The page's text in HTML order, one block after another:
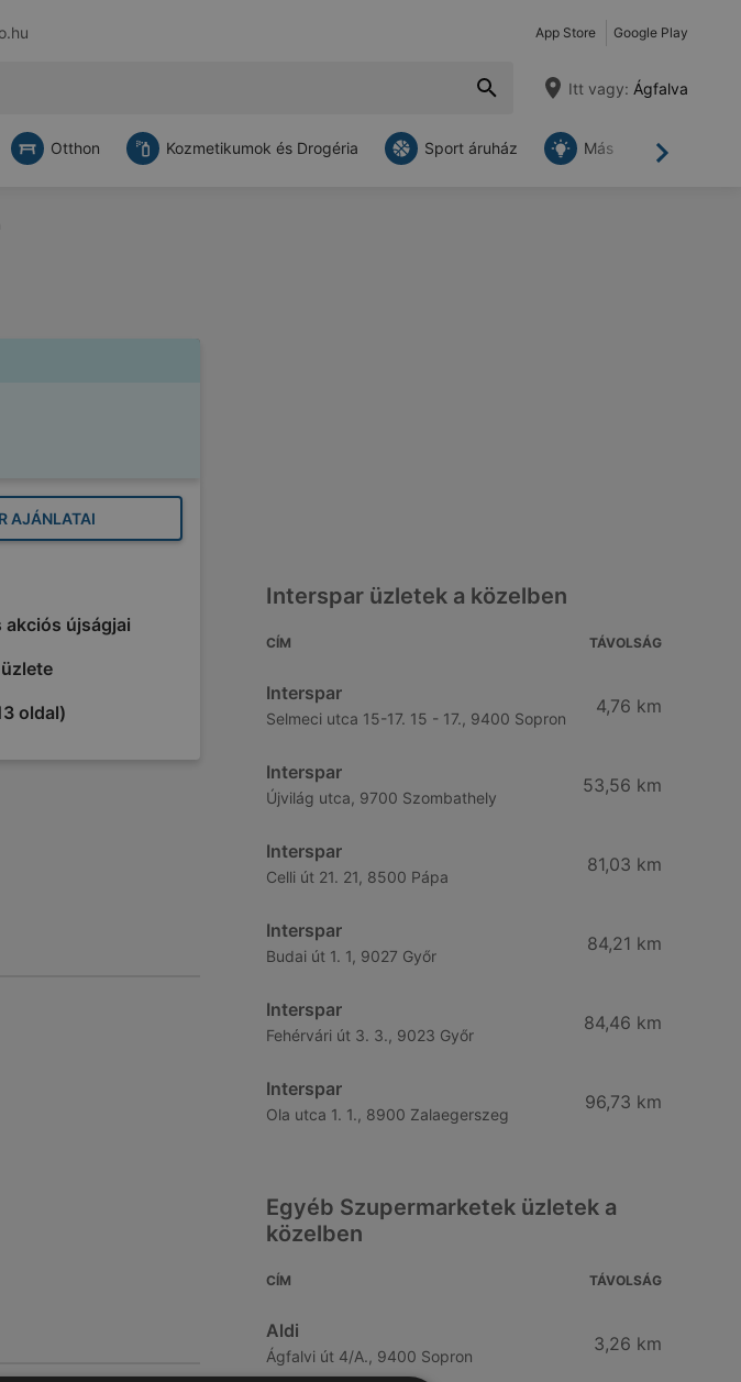
App Store Google Play
Itt vagy: Ágfalva
Tovább
Otthon Kozmetikumok és Drogéria Sport áruház Más
AJÁNLATAI
újságjai
oldal)
Interspar üzletek a közelben
CÍM TÁVOLSÁG
Interspar
Selmeci utca 15-17. 15 - 17., 9400 Sopron
4,76 km
Interspar
Újvilág utca, 9700 Szombathely
53,56 km
Interspar
Celli út 21. 21, 8500 Pápa
81,03 km
Interspar
Budai út 1. 1, 9027 Győr
84,21 km
Interspar
Fehérvári út 3. 3., 9023 Győr
84,46 km
Interspar
Ola utca 1. 1., 8900 Zalaegerszeg
96,73 km
Egyéb Szupermarketek üzletek a
közelben
CÍM TÁVOLSÁG
Aldi
Ágfalvi út 4/A., 9400 Sopron
3,26 km